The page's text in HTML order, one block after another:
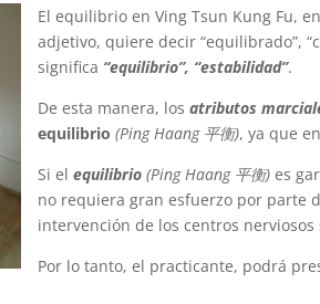
El equilibrio en Ving Tsun Kung Fu,
adjetivo, quiere decir “equilibrado”,
significa “equilibrio”, “estabilidad”.
De esta manera, losatributos
equilibrio (Ping Haang 平衡), ya que
Si elequilibrio (Ping Haang 平衡) es
no requiera gran esfuerzo por parte
intervención de los centros
Por lo tanto, el practicante, podrá